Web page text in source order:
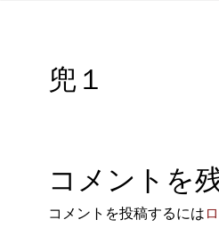
兜１
コメントを
コメントを投稿するには